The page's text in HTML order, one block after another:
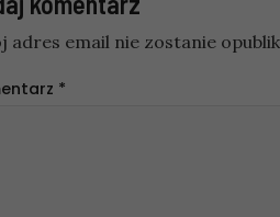
adres email nie zostanie
*